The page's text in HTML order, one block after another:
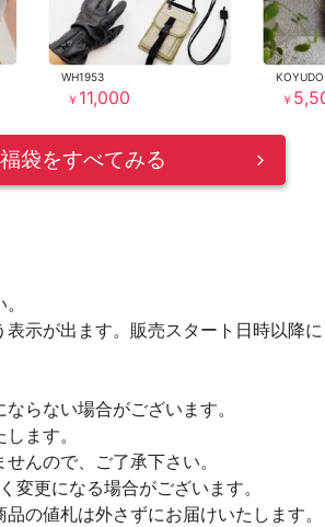
WH1953
￥ 11,000
KOYUDO
￥
福袋をすべてみる
示が出ます。販売スタート日時以降
らない場合がございます。
ます。
んので、ご了承下さい。
更になる場合がございます。
の値札は外さずにお届けいたします。